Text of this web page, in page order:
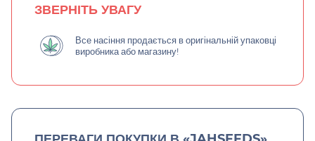
ЗВЕРНІТЬ УВАГУ
Все насіння продається в оригінальній упаковці
виробника або магазину!